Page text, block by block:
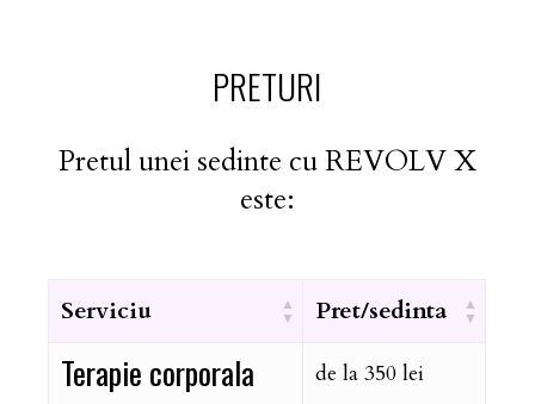
PRETURI
Pretul unei sedinte cu REVOLV X
este:
Serviciu Pret/sedinta
Terapie corporala de la 350 lei